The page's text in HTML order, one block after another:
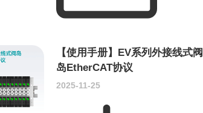
【使用手册】EV系列外接线式阀
岛EtherCAT协议
2025-11-25